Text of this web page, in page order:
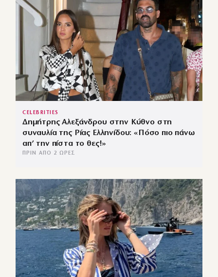
CELEBRITIES
Δημήτρης Αλεξάνδρου στην Κύθνο στη
συναυλία της Ρίας Ελληνίδου: «Πόσο πιο πάνω
απ’ την πίστα το θες!»
ΠΡΙΝ ΑΠΌ 2 ΏΡΕΣ